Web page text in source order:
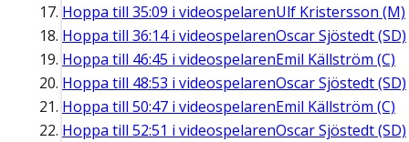
Hoppa till 35:09 i videospelarenUlf Kristersson (M)
Hoppa till 36:14i videospelarenOscar Sjöstedt (SD)
Hoppa till 46:45 i videospelarenEmil Källström (C)
Hoppa till 48:53 i videospelarenOscar Sjöstedt (SD)
Hoppa till 50:47 i videospelarenEmil Källström (C)
Hoppa till 52:51 i videospelarenOscar Sjöstedt (SD)